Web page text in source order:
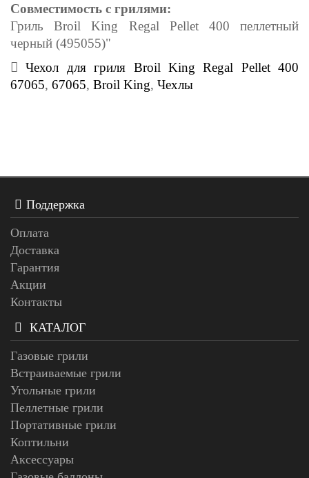
Совместимость с грилями:
Гриль Broil King Regal Pellet 400 пеллетный
черный (495055)"
Чехол для гриля Broil King Regal Pellet 400
67065, 67065, Broil King, Чехлы
Поддержка
Оплата
Доставка
Гарантия
Акции
Контакты
КАТАЛОГ
Газовые грили
Встраиваемые грили
Угольные грили
Пеллетные грили
Портативные грили
Коптильни
Аксессуары